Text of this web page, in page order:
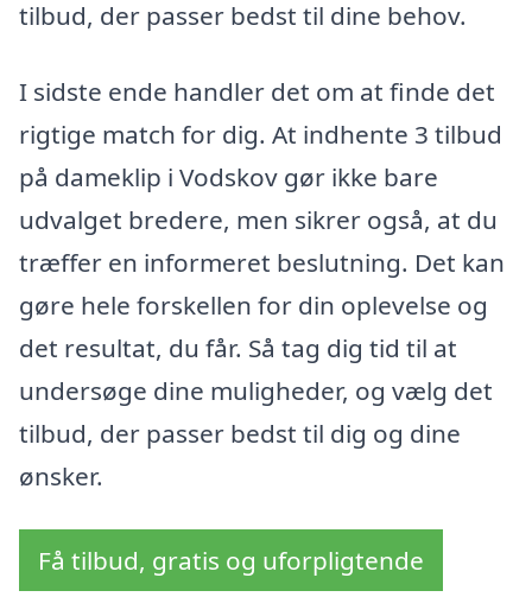
tilbud, der passer bedst til dine behov.
I sidste ende handler det om at finde det
rigtige match for dig. At indhente 3 tilbud
på dameklip i Vodskov gør ikke bare
udvalget bredere, men sikrer også, at du
træffer en informeret beslutning. Det kan
gøre hele forskellen for din oplevelse og
det resultat, du får. Så tag dig tid til at
undersøge dine muligheder, og vælg det
tilbud, der passer bedst til dig og dine
ønsker.
Få tilbud, gratis og uforpligtende